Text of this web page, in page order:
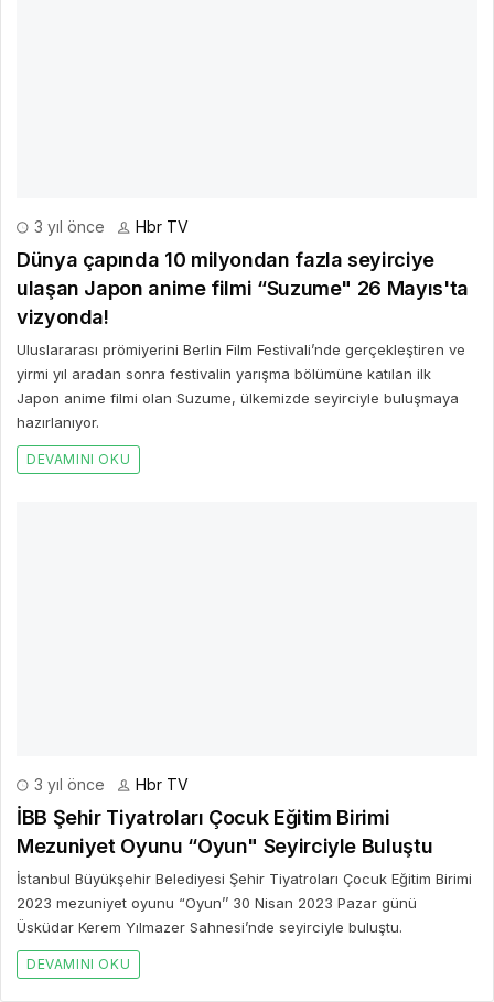
3 yıl önce Hbr TV
Dünya çapında 10 milyondan fazla seyirciye
ulaşan Japon anime filmi “Suzume" 26 Mayıs'ta
vizyonda!
Uluslararası prömiyerini Berlin Film Festivali’nde gerçekleştiren ve
yirmi yıl aradan sonra festivalin yarışma bölümüne katılan ilk
Japon anime filmi olan Suzume, ülkemizde seyirciyle buluşmaya
hazırlanıyor.
DEVAMINI OKU
3 yıl önce Hbr TV
İBB Şehir Tiyatroları Çocuk Eğitim Birimi
Mezuniyet Oyunu “Oyun" Seyirciyle Buluştu
İstanbul Büyükşehir Belediyesi Şehir Tiyatroları Çocuk Eğitim Birimi
2023 mezuniyet oyunu “Oyun’’ 30 Nisan 2023 Pazar günü
Üsküdar Kerem Yılmazer Sahnesi’nde seyirciyle buluştu.
DEVAMINI OKU